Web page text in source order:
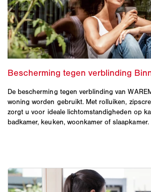
De bescherming tegen verblinding van
woning worden gebruikt. Met rolluiken,
zorgt u voor ideale lichtomstandigheden op
badkamer, keuken, woonkamer of slaapkamer.